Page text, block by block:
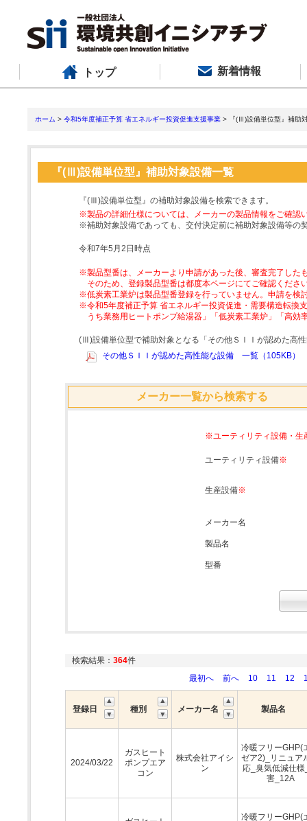
トップ 新着情報
ホーム > 令和5年度補正予算 省エネルギー投資促進支援事業 > 『(Ⅲ)設備単位型』補助
『(Ⅲ)設備単位型』補助対象設備一覧
『(Ⅲ)設備単位型』の補助対象設備を検索できます。
※製品の詳細仕様については、メーカーの製品情報をご確認
※補助対象設備であっても、交付決定前に補助対象設備等の
令和7年5月2日時点
※製品型番は、メーカーより申請があった後、審査完了した
そのため、登録製品型番は都度本ページにてご確認くださ
※低炭素工業炉は製品型番登録を行っていません。申請を検
※令和5年度補正予算 省エネルギー投資促進・需要構造転換
うち業務用ヒートポンプ給湯器」「低炭素工業炉」「高
(Ⅲ)設備単位型で補助対象となる「その他ＳＩＩが認めた高
その他ＳＩＩが認めた高性能な設備 一覧（105KB）
メーカー一覧から検索する
※ユーティリティ設備・生
ユーティリティ設備※
生産設備※
メーカー名
製品名
型番
検索結果： 364件
最初へ
前へ 10 11 12
登録日 種別 メーカー名 製品名
2024/03/22
ガスヒート
ポンプエア
コン
株式会社アイシ
ン
冷暖フリーGHP(
ゼア2)_リニュア
応_臭気低減仕様
害_12A
冷暖フリーGHP(